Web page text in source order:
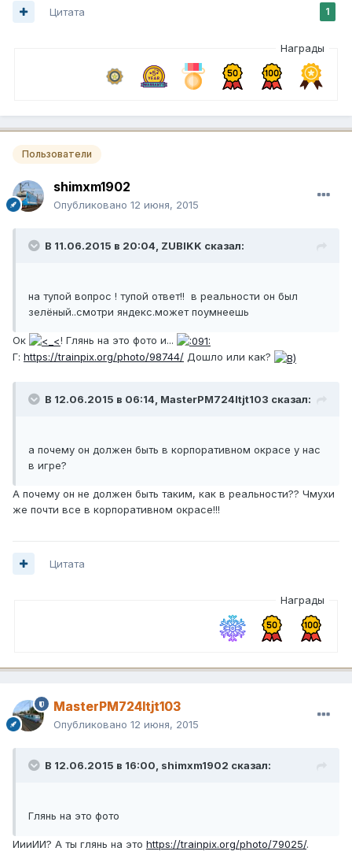
1
Цитата
Награды
Пользователи
shimxm1902
Опубликовано 12 июня, 2015
В 11.06.2015 в 20:04, ZUBIKK сказал:
на тупой вопрос ! тупой ответ!! в реальности он был
зелёный..смотри яндекс.может поумнеешь
Ок
! Глянь на это фото и...
Г: https://trainpix.org/photo/98744/ Дошло или как?
В 12.06.2015 в 06:14, MasterPM724ltjt103 сказал:
а почему он должен быть в корпоративном окрасе у нас
в игре?
А почему он не должен быть таким, как в реальности?? Чмухи
же почти все в корпоративном окрасе!!!
Цитата
Награды
MasterPM724ltjt103
Опубликовано 12 июня, 2015
В 12.06.2015 в 16:00, shimxm1902 сказал:
Глянь на это фото
ИииИИ? А ты глянь на это https://trainpix.org/photo/79025/.